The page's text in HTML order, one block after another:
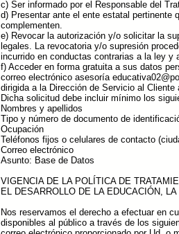
c) Ser informado por el Responsable del
d) Presentar ante el ente estatal pertinente
complementen.
e) Revocar la autorización y/o solicitar la
legales. La revocatoria y/o supresión
incurrido en conductas contrarias a la ley y
f) Acceder en forma gratuita a sus datos
correo electrónico asesoría
dirigida a la Dirección de Servicio al
Dicha solicitud debe incluir mínimo los
Nombres y apellidos
Tipo y número de documento de
Ocupación
Teléfonos fijos o celulares de contacto
Correo electrónico
Asunto: Base de Datos
VIGENCIA DE LA POLÍTICA DE
EL DESARROLLO DE LA EDUCACIÓN,
Nos reservamos el derecho a efectuar en
disponibles al público a través de los